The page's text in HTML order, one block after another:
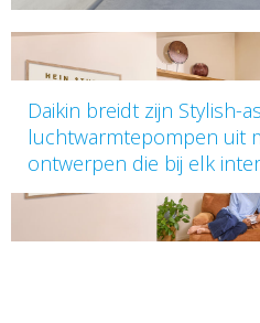
Daikin breidt zijn Stylish-
luchtwarmtepompen uit
ontwerpen die bij elk